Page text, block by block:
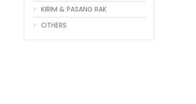
KIRIM & PASANG RAK
OTHERS